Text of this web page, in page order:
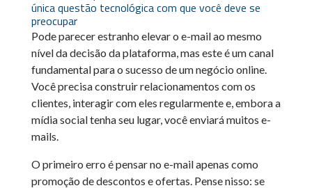
única questão tecnológica com que você deve se
preocupar
Pode parecer estranho elevar o e-mail ao mesmo
nível da decisão da plataforma, mas este é um canal
fundamental para o sucesso de um negócio online.
Você precisa construir relacionamentos com os
clientes, interagir com eles regularmente e, embora a
mídia social tenha seu lugar, você enviará muitos e-
mails.
O primeiro erro é pensar no e-mail apenas como
promoção de descontos e ofertas. Pense nisso: se